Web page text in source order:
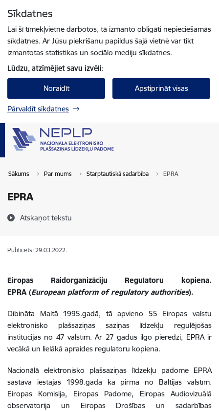
Sīkdatnes
Lai šī tīmekļvietne darbotos, tā izmanto obligāti nepieciešamās
sīkdatnes. Ar Jūsu piekrišanu papildus šajā vietnē var tikt
izmantotas statistikas un sociālo mediju sīkdatnes.
Lūdzu, atzīmējiet savu izvēli:
Noraidīt Apstiprināt visas
Pārvaldīt sīkdatnes
Sākums Par mums Starptautiskā sadarbība EPRA
EPRA
Atskaņot tekstu
Publicēts: 29.03.2022.
Eiropas Raidorganizāciju Regulatoru kopiena.
EPRA (European platform of regulatory authorities).
Dibināta Maltā 1995.gadā, tā apvieno 55 Eiropas valstu
elektronisko plašsaziņas saziņas līdzekļu regulējošas
institūcijas no 47 valstīm. Ar 27 gadus ilgo pieredzi, EPRA ir
vecākā un lielākā apraides regulatoru kopiena.
Nacionālā elektronisko plašsaziņas līdzekļu padome EPRA
sastāvā iestājās 1998.gadā kā pirmā no Baltijas valstīm.
Eiropas Komisija, Eiropas Padome, Eiropas Audiovizuālā
observatorija un Eiropas Drošības un sadarbības